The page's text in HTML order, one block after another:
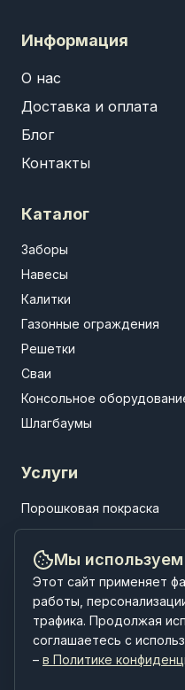
Информация
О нас
Доставка и оплата
Блог
Контакты
Каталог
Заборы
Навесы
Калитки
Газонные ограждения
Решетки
Сваи
Консольное
Шлагбаумы
Услуги
Порошковая покраска
Установка заборов
Установка навесов
Мы
Этот сайт применяет
работы,
трафика. Продолжая
соглашаетесь с
– в Политике